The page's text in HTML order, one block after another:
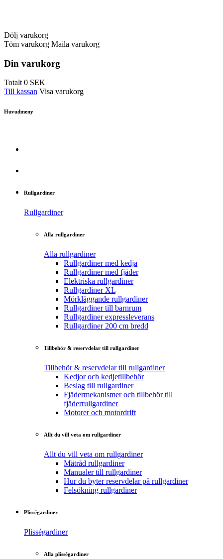
Dölj varukorg
Töm varukorg Maila varukorg
Din varukorg
Totalt0 SEK
Till kassan Visa varukorg
Huvudmeny
Rullgardiner
Rullgardiner
Alla rullgardiner
Alla rullgardiner
Rullgardiner med kedja
Rullgardiner med fjäder
Elektriska rullgardiner
Rullgardiner XL
Mörkläggande rullgardiner
Rullgardiner till barnrum
Rullgardiner expressleverans
Rullgardiner 200 cm bredd
Tillbehör & reservdelar till rullgardiner
Tillbehör & reservdelar till rullgardiner
Kedjor och kedjetillbehör
Beslag till rullgardiner
Fjädermekanismer och tillbehör till
fjäderrullgardiner
Motorer och motordrift
Allt du vill veta om rullgardiner
Allt du vill veta om rullgardiner
Mätråd rullgardiner
Manualer till rullgardiner
Hur du byter reservdelar på rullgardiner
Felsökning rullgardiner
Plisségardiner
Plisségardiner
Alla plisségardiner